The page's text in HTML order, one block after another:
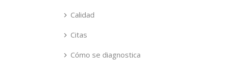
Calidad
Citas
Cómo se diagnostica